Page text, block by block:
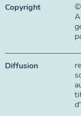
Copyright
©
Diffusion